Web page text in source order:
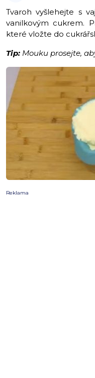
Tvaroh vyšlehejte s
vanilkovým cukrem.
které vložte do
Tip: Mouku prosejte,
Reklama